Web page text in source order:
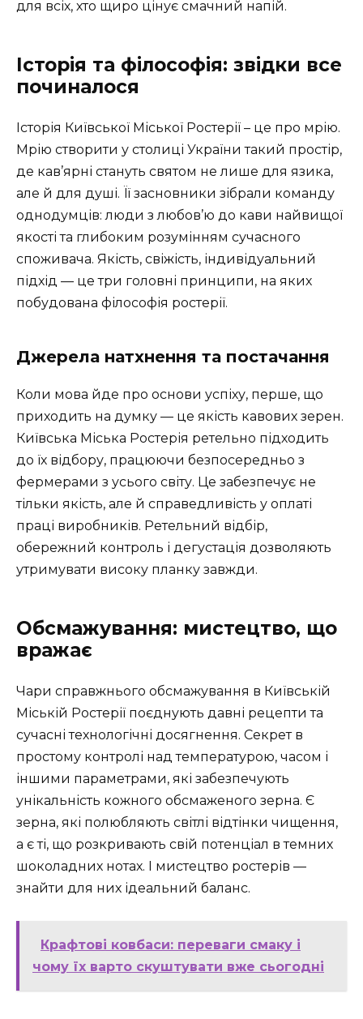
для всіх, хто щиро цінує смачний напій.
Історія та філософія: звідки все
починалося
Історія Київської Міської Ростерії – це про мрію.
Мрію створити у столиці України такий простір,
де кав’ярні стануть святом не лише для язика,
але й для душі. Її засновники зібрали команду
однодумців: люди з любов’ю до кави найвищої
якості та глибоким розумінням сучасного
споживача. Якість, свіжість, індивідуальний
підхід — це три головні принципи, на яких
побудована філософія ростерії.
Джерела натхнення та постачання
Коли мова йде про основи успіху, перше, що
приходить на думку — це якість кавових зерен.
Київська Міська Ростерія ретельно підходить
до їх відбору, працюючи безпосередньо з
фермерами з усього світу. Це забезпечує не
тільки якість, але й справедливість у оплаті
праці виробників. Ретельний відбір,
обережний контроль і дегустація дозволяють
утримувати високу планку завжди.
Обсмажування: мистецтво, що
вражає
Чари справжнього обсмажування в Київській
Міській Ростерії поєднують давні рецепти та
сучасні технологічні досягнення. Секрет в
простому контролі над температурою, часом і
іншими параметрами, які забезпечують
унікальність кожного обсмаженого зерна. Є
зерна, які полюбляють світлі відтінки чищення,
а є ті, що розкривають свій потенціал в темних
шоколадних нотах. І мистецтво ростерів —
знайти для них ідеальний баланс.
Крафтові ковбаси: переваги смаку і
чому їх варто скуштувати вже сьогодні